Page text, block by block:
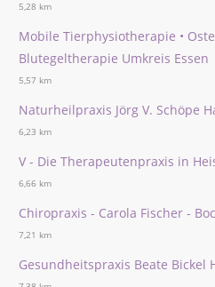
5,28 km
Mobile Tierphysiotherapie •
Blutegeltherapie Umkreis Essen
5,57 km
Naturheilpraxis Jörg V. Schöpe
6,23 km
V - Die Therapeutenpraxis in
6,66 km
Chiropraxis - Carola Fischer -
7,21 km
Gesundheitspraxis Beate